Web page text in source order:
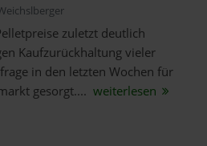
zuletzt deutlich
Kaufzurückhaltung vieler
in den letzten Wochen für
gesorgt.... weiterlesen